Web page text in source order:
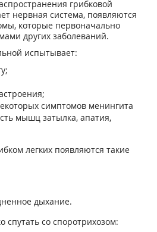
грибковой
нервная система, появляются
которые первоначально
других заболеваний.
испытывает:
симптомов менингита
мышц затылка, апатия,
легких появляются такие
дыхание.
спутать со споротрихозом: